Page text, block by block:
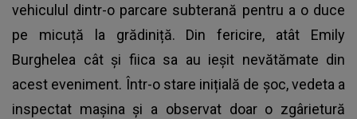
vehiculul dintr-o parcare subterană pentru a o duce
pe micuță la grădiniță. Din fericire, atât Emily
Burghelea cât și fiica sa au ieșit nevătămate din
acest eveniment. Într-o stare inițială de șoc, vedeta a
inspectat mașina și a observat doar o zgârietură